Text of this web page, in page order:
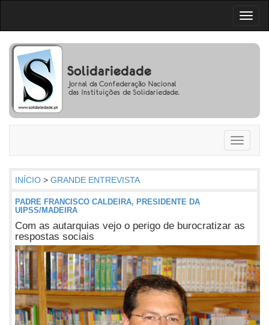
Toggle
INÍCIO > GRANDE ENTREVISTA
PADRE FRANCISCO CALDEIRA, PRESIDENTE DA
UIPSS/MADEIRA
Com as autarquias vejo o perigo de burocratizar as
respostas sociais